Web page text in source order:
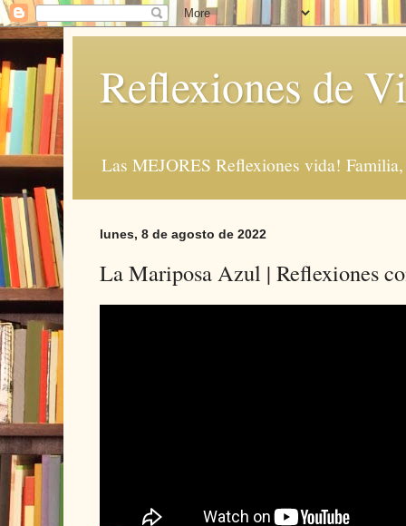
Reflexiones de
Las MEJORES Reflexiones vida!
lunes, 8 de agosto de 2022
La Mariposa Azul | Reflexiones